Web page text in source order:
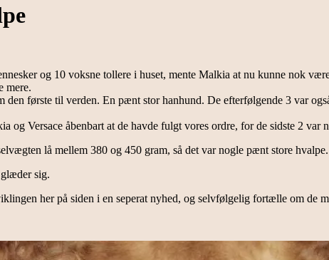
og 10 voksne tollere i huset, mente Malkia at nu kunne nok
mere.
første til verden. En pænt stor hanhund. De efterfølgende 3 var
og Versace åbenbart at de havde fulgt vores ordre, for de sidste 2 var
lå mellem 380 og 450 gram, så det var nogle pænt store hvalpe.
sig.
her på siden i en seperat nyhed, og selvfølgelig fortælle om de